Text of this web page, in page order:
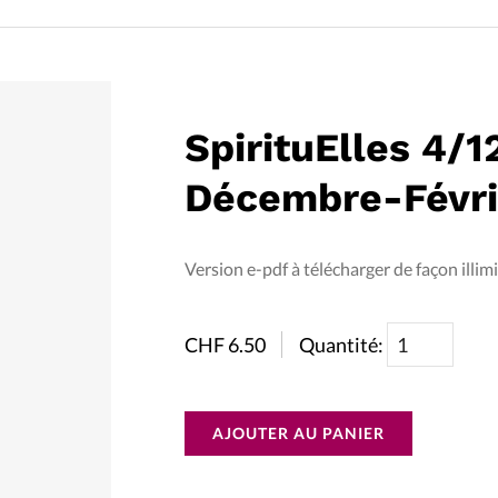
La
Nous
SpirituElles 4/
Décembre-
Version e-pdf à télécharger de façon
CHF6.50 Quantité:
AJOUTER AU PANIER